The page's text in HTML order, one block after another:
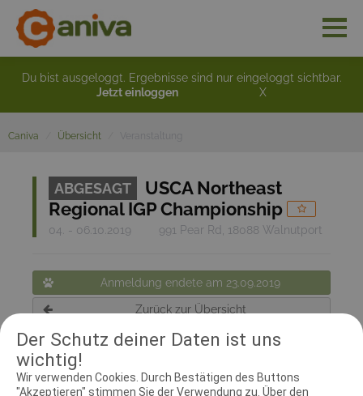
Der Schutz deiner Daten ist uns
wichtig!
Wir verwenden Cookies. Durch Bestätigen des Buttons
"Akzeptieren" stimmen Sie der Verwendung zu. Über den
Du bist ausgeloggt. Ergebnisse sind nur eingeloggt sichtbar.
Jetzt einloggen
X
Caniva Übersicht
ABGESAGT
USCA Northeast
Regional IGP Championship
04. - 06.10.2019 991 Pear Rd, 18088 Walnutport
Anmeldung endete am 23.09.2019
Zurück zur Übersicht
RICHTER UND HELFER